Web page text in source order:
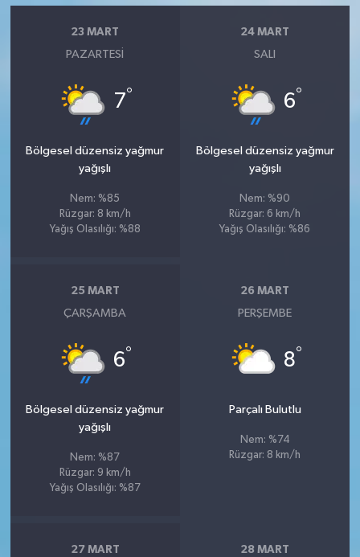
23 MART
PAZARTESI
7°
Bölgesel düzensiz yağmur
yağışlı
Nem: %85
Rüzgar: 8 km/h
Yağış Olasılığı: %88
24 MART
SALI
6°
Bölgesel düzensiz yağmur
yağışlı
Nem: %90
Rüzgar: 6 km/h
Yağış Olasılığı: %86
25 MART
ÇARŞAMBA
6°
Bölgesel düzensiz yağmur
yağışlı
Nem: %87
Rüzgar: 9 km/h
Yağış Olasılığı: %87
26 MART
PERŞEMBE
8°
Parçalı Bulutlu
Nem: %74
Rüzgar: 8 km/h
27 MART 28 MART